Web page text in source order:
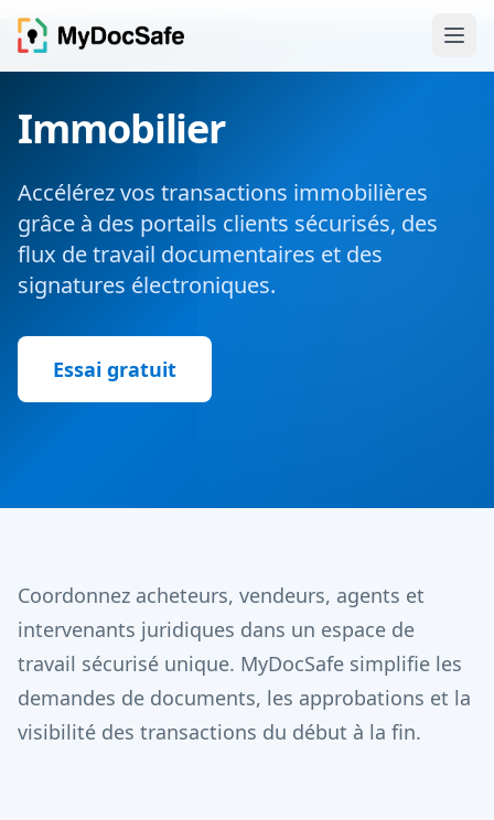
Immobilier
Accélérez vos transactions immobilières
grâce à des portails clients sécurisés, des
flux de travail documentaires et des
signatures électroniques.
Essai gratuit
Coordonnez acheteurs, vendeurs, agents et
intervenants juridiques dans un espace de
travail sécurisé unique. MyDocSafe simplifie les
demandes de documents, les approbations et la
visibilité des transactions du début à la fin.